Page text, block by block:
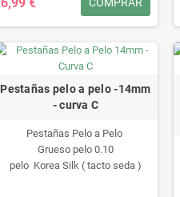
Pestañas pelo a pelo -14mm
- curva C
Pestañas Pelo a Pelo
Grueso pelo 0.10
pelo Korea Silk ( tacto seda )